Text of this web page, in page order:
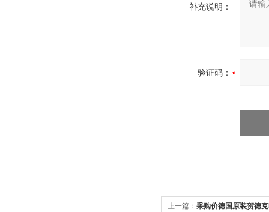
补充说明：
验证码：
上一篇： 采购价德国原装贺德